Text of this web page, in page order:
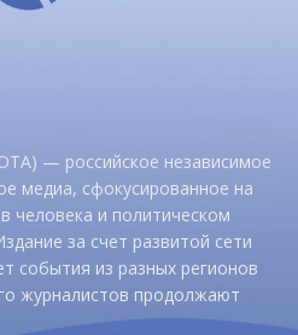
— российское независимое
медиа, сфокусированное на
человека и политическом
за счет развитой сети
события из разных регионов
журналистов продолжают